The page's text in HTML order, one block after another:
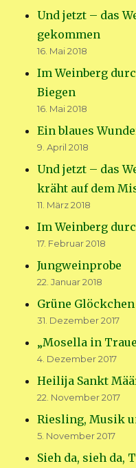
Und jetzt – das
gekommen
16. Mai 2018
Im Weinberg
Biegen
16. Mai 2018
Ein blaues
9. April 2018
Und jetzt – das
kräht auf dem
11. März 2018
Im Weinberg
17. Februar 2018
Jungweinprobe
22. Januar 2018
Grüne
31. Dezember 2017
„Mosella in
4. Dezember 2017
Heilija Sankt
22. November 2017
Riesling, Musik
5. November 2017
Sieh da, sieh da,